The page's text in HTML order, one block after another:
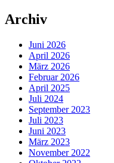
Archiv
Juni 2026
April 2026
März 2026
Februar 2026
April 2025
Juli 2024
September 2023
Juli 2023
Juni 2023
März 2023
November 2022